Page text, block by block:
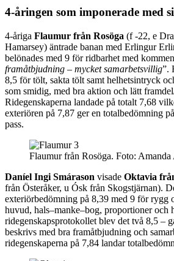
4-åringen som imponerade med
4-åriga Flaumur från Rosöga (f -22, e
Hamarsey) äntrade banan med Erlingur
belönades med 9 för ridbarhet med
framåtbjudning – mycket samarbetsvillig”.
8,5 för tölt, sakta tölt samt helhetsintryck
som smidig, med bra aktion och lätt
Ridegenskaperna landade på totalt 7,68
exteriören på 7,87 ger en totalbedömning
pass.
Flaumur från Rosöga. Foto: Amanda
Daníel Ingi Smárason visade Oktavia
från Österåker, u Ósk från Skogstjärnan).
exteriörbedömning på 8,39 med 9 för rygg
huvud, hals–manke–bog, proportioner och
ridegenskapsprotokollet blev det två 8,5 –
beskrivs med bra framåtbjudning och
ridegenskaperna på 7,84 landar